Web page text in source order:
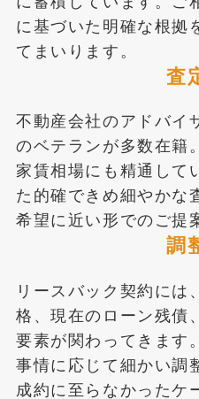
に基づいた明確な根拠
てまいります。
査
不動産会社のアドバイ
のベテランが多数在籍
家賃相場にも精通して
た的確できめ細やかな
希望に近い形でのご提
調
リースバック契約には
格、現在のローン残債
要素が関わってきます
事情に応じて細かい調
成約に至らなかったケ